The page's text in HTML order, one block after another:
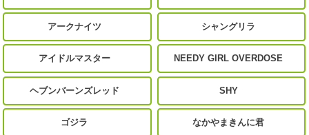
アークナイツ シャングリラ
アイドルマスター NEEDY GIRL OVERDOSE
ヘブンバーンズレッド SHY
ゴジラ なかやまきんに君